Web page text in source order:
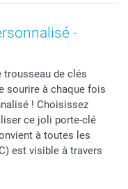
-
de clés
sourire à chaque fois
! Choisissez
ce joli porte-clé
à toutes les
est visible à travers